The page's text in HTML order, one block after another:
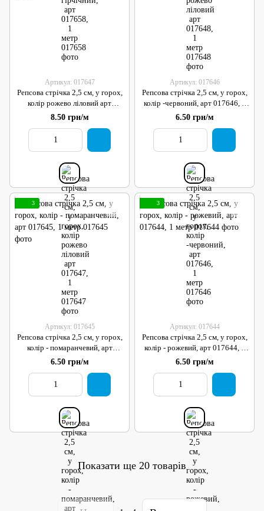
Артикул: 017647
Репсова стрічка 2,5 см, у горох,
колір рожево ліловий арт
017647, 1 метр
8.50 грн/м
Артикул: 017646
Репсова стрічка 2,5 см, у горох,
колір -червоний, арт 017646, 1
метр
6.50 грн/м
3
Артикул: 017645
Репсова стрічка 2,5 см, у горох,
колір - помаранчевий, арт
017645, 1 метр
6.50 грн/м
3
Артикул: 017644
Репсова стрічка 2,5 см, у горох,
колір - рожевий, арт 017644, 1
метр
6.50 грн/м
Показати ще 20 товарів